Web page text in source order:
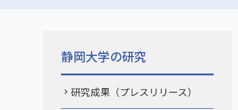
静岡大学の研究
研究成果（プレスリリース）